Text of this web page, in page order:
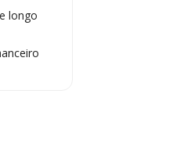
longo